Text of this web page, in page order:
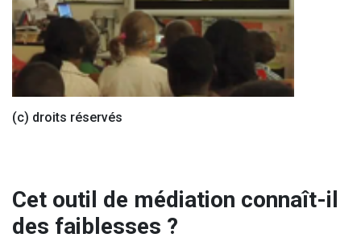
(c) droits réservés
Cet outil de médiation connaît-il
des faiblesses ?